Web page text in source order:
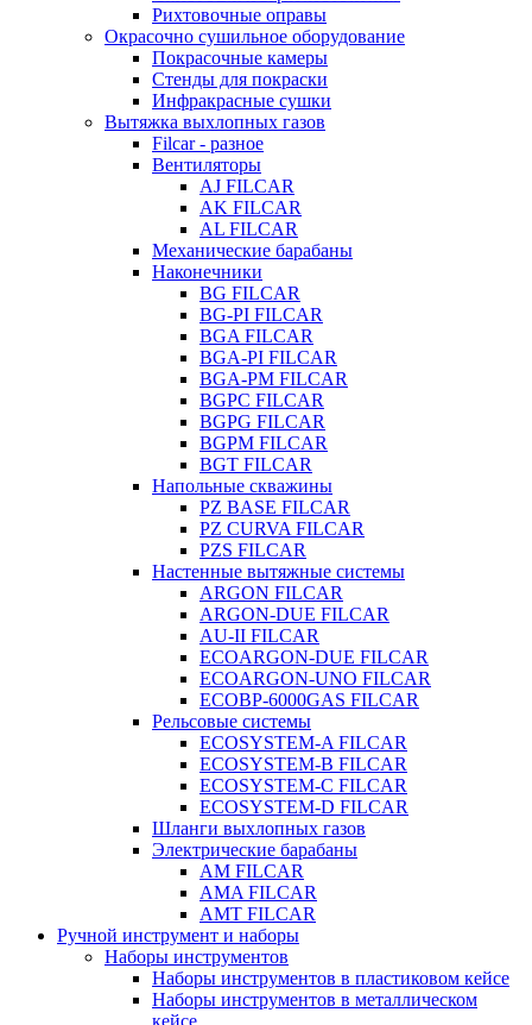
Рихтовочные оправы
Окрасочно сушильное оборудование
Покрасочные камеры
Стенды для покраски
Инфракрасные сушки
Вытяжка выхлопных газов
Filcar - разное
Вентиляторы
AJ FILCAR
AK FILCAR
AL FILCAR
Механические барабаны
Наконечники
BG FILCAR
BG-PI FILCAR
BGA FILCAR
BGA-PI FILCAR
BGA-PM FILCAR
BGPC FILCAR
BGPG FILCAR
BGPM FILCAR
BGT FILCAR
Напольные скважины
PZ BASE FILCAR
PZ CURVA FILCAR
PZS FILCAR
Настенные вытяжные системы
ARGON FILCAR
ARGON-DUE FILCAR
AU-II FILCAR
ECOARGON-DUE FILCAR
ECOARGON-UNO FILCAR
ECOBP-6000GAS FILCAR
Рельсовые системы
ECOSYSTEM-A FILCAR
ECOSYSTEM-B FILCAR
ECOSYSTEM-C FILCAR
ECOSYSTEM-D FILCAR
Шланги выхлопных газов
Электрические барабаны
AM FILCAR
AMA FILCAR
AMT FILCAR
Ручной инструмент и наборы
Наборы инструментов
Наборы инструментов в пластиковом кейсе
Наборы инструментов в металлическом
кейсе